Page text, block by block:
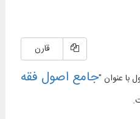
قارن
عنوان "جامع اصول فقه